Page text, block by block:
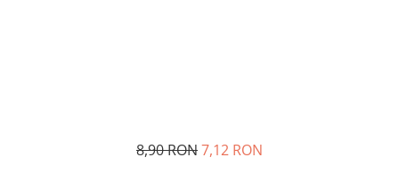
8,90 RON7,12 RON